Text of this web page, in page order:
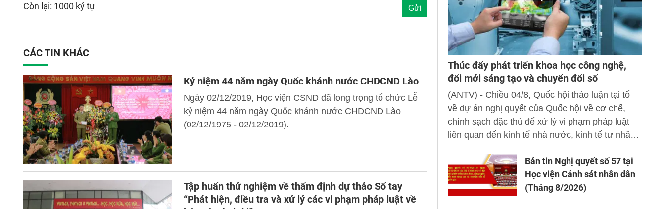
Còn lại: 1000 ký tự
CÁC TIN KHÁC
Kỷ niệm 44 năm ngày Quốc khánh nước CHDCND Lào
Ngày 02/12/2019, Học viện CSND đã long trọng tổ chức Lễ
kỷ niệm 44 năm ngày Quốc khánh nước CHDCND Lào
(02/12/1975 - 02/12/2019).
Tập huấn thử nghiệm về thẩm định dự thảo Sổ tay
“Phát hiện, điều tra và xử lý các vi phạm pháp luật về
Thúc đẩy phát triển khoa học công nghệ,
đổi mới sáng tạo và chuyển đổi số
(ANTV) - Chiều 04/8, Quốc hội thảo luận tại tổ
về dự án nghị quyết của Quốc hội về cơ chế,
chính sạch đặc thù để xử lý vi phạm pháp luật
liên quan đến kinh tế nhà nước, kinh tế tư nhân
và ứng dụng khoa học công nghệ, đổi mới sáng
tạo và chuyển đổi số.Bản tin Nghị quyết số 57 tại
Học viện Cảnh sát nhân dân
(Tháng 8/2026)